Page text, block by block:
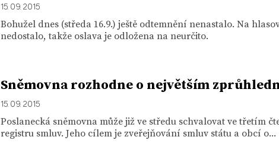
15. 09. 2015
Bohužel dnes (středa 16.9.) ještě odtemnění nenastalo. Na
nedostalo, takže oslava je odložena na neurčito.
Sněmovna rozhodne o největším
15. 09. 2015
Poslanecká sněmovna může již ve středu schvalovat ve třetím
registru smluv. Jeho cílem je zveřejňování smluv státu a obcí o...